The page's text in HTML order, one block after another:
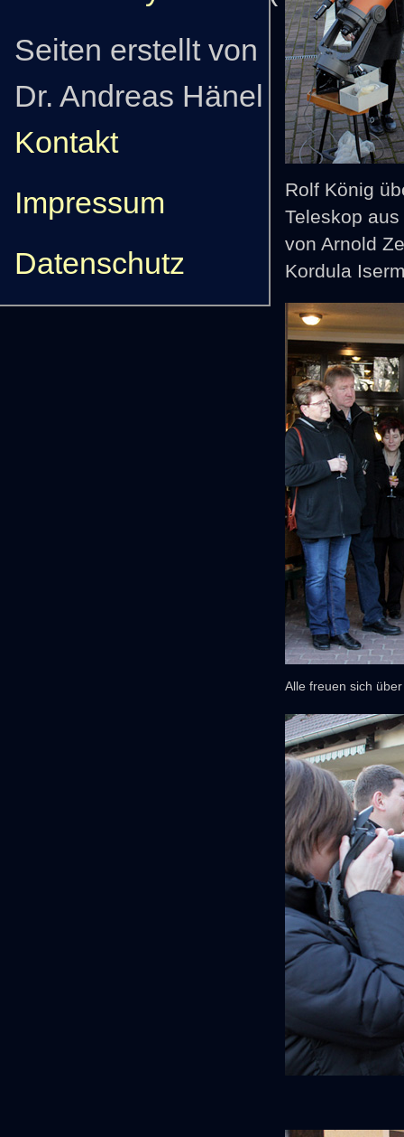
Seiten erstellt von
Dr. Andreas Hänel
Kontakt
Impressum
Datenschutz
Rolf König
Teleskop
von Arnold
Kordula
Alle freuen sich